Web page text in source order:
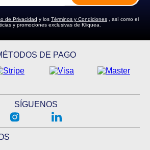
de Privacidad y los Términos y Condiciones , así como el
y promociones exclusivas de Kliquea.
DE PAGO
SÍGUENOS